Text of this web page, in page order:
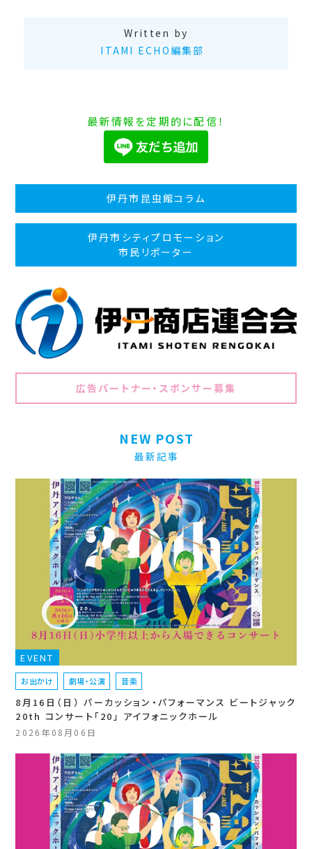
Written by
ITAMI ECHO編集部
最新情報を定期的に配信！
伊丹市昆虫館コラム
伊丹市シティプロモーション
市民リポーター
広告パートナー・スポンサー募集
NEW POST
最新記事
EVENT
お出かけ 劇場・公演 音楽
8月16日（日） パーカッション・パフォーマンス ビートジャック
20th コンサート「20」 アイフォニックホール
2026年08月06日